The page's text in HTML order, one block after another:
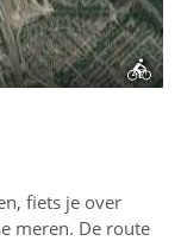
fiets je over
meren. De route